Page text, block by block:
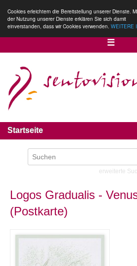
Cookies erleichtern die Bereitstellung unserer Dienste.
der Nutzung unserer Dienste erklären Sie sich damit
einverstanden, dass wir Cookies verwenden. WEITERE
☰
Startseite
erweiterte
Logos Gradualis -
(Postkarte)